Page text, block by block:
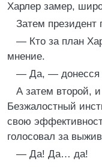
Харлер замер,
Затем президент
— Кто за план
мнение.
— Да, — донесся
А затем второй,
Безжалостный
свою
голосовал за
— Да! Да… да!